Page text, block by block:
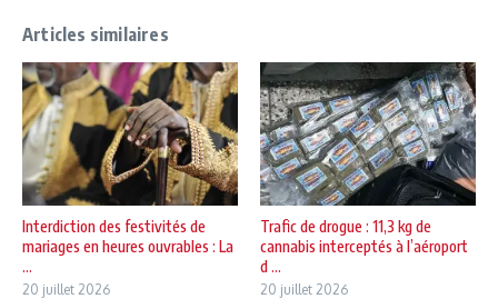
Articles similaires
Interdiction des festivités de
mariages en heures ouvrables : La
...
20 juillet 2026
Trafic de drogue : 11,3 kg de
cannabis interceptés à l’aéroport
d ...
20 juillet 2026